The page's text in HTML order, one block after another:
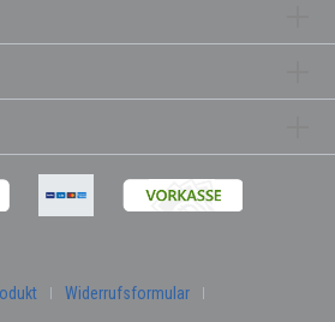
Widerrufsformular